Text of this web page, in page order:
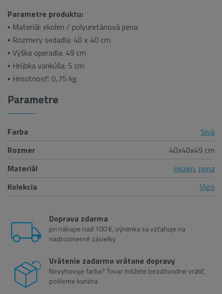
Parametre produktu:
▪ Materiál: ekolen / polyuretánová pena
▪ Rozmery sedadla: 40 x 40 cm
▪ Výška operadla: 49 cm
▪ Hrúbka vankúša: 5 cm
▪ Hmotnosť: 0,75 kg
Parametre
Farba
Sivá
Rozmer
40x40x49 cm
Materiál
ekolen, pena
Kolekcia
Vigo
Doprava zdarma
pri nákupe nad 100 €, výnimka sa vzťahuje na
nadrozmerné zásielky
Vrátenie zadarmo vrátane dopravy
Nevyhovuje farba? Tovar môžete bezdôvodne vrátiť,
pošleme kuriéra